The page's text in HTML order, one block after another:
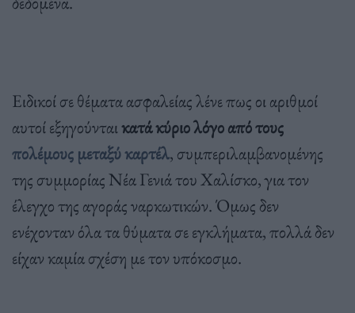
Ειδικοί σε θέματα ασφαλείας λένε πως οι αριθμοί
αυτοί εξηγούνταικατά κύριο λόγο από τους
πολέμους μεταξύ καρτέλ, συμπεριλαμβανομένης
της συμμορίας Νέα Γενιά του Χαλίσκο, για τον
έλεγχο της αγοράς ναρκωτικών. Όμως δεν
ενέχονταν όλα τα θύματα σε εγκλήματα, πολλά δεν
είχαν καμία σχέση με τον υπόκοσμο.